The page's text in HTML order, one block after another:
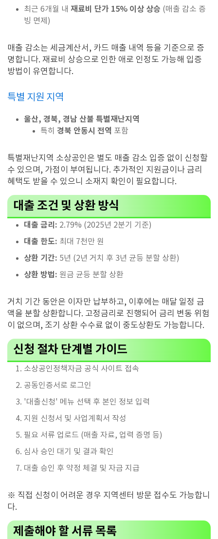
최근 6개월 내 재료비 단가 15% 이상 상승 (매출 감소 증
빙 면제)
매출 감소는 세금계산서, 카드 매출 내역 등을 기준으로 증
명합니다. 재료비 상승으로 인한 애로 인정도 가능해 입증
방법이 유연합니다.
특별 지원 지역
울산, 경북, 경남 산불 특별재난지역
특히 경북 안동시 전역 포함
특별재난지역 소상공인은 별도 매출 감소 입증 없이 신청할
수 있으며, 가점이 부여됩니다. 추가적인 지원금이나 금리
혜택도 받을 수 있으니 소재지 확인이 필요합니다.
대출 조건 및 상환 방식
대출 금리: 2.79% (2025년 2분기 기준)
대출 한도: 최대 7천만 원
상환 기간: 5년 (2년 거치 후 3년 균등 분할 상환)
상환 방법: 원금 균등 분할 상환
거치 기간 동안은 이자만 납부하고, 이후에는 매달 일정 금
액을 분할 상환합니다. 고정금리로 진행되어 금리 변동 위험
이 없으며, 조기 상환 수수료 없이 중도상환도 가능합니다.
신청 절차 단계별 가이드
소상공인정책자금 공식 사이트 접속
공동인증서로 로그인
'대출신청' 메뉴 선택 후 본인 정보 입력
지원 신청서 및 사업계획서 작성
필요 서류 업로드 (매출 자료, 업력 증명 등)
심사 승인 대기 및 결과 확인
대출 승인 후 약정 체결 및 자금 지급
※ 직접 신청이 어려운 경우 지역센터 방문 접수도 가능합니
다.
제출해야 할 서류 목록